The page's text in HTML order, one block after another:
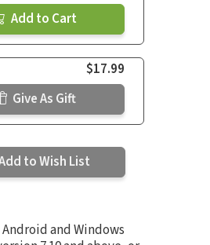
Add to Cart
$17.99
Give As Gift
to Wish List
and Windows